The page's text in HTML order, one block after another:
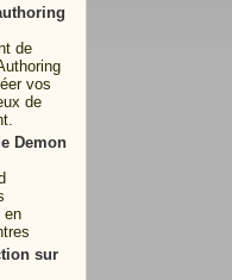
de
vos
de
Demon
en
sur